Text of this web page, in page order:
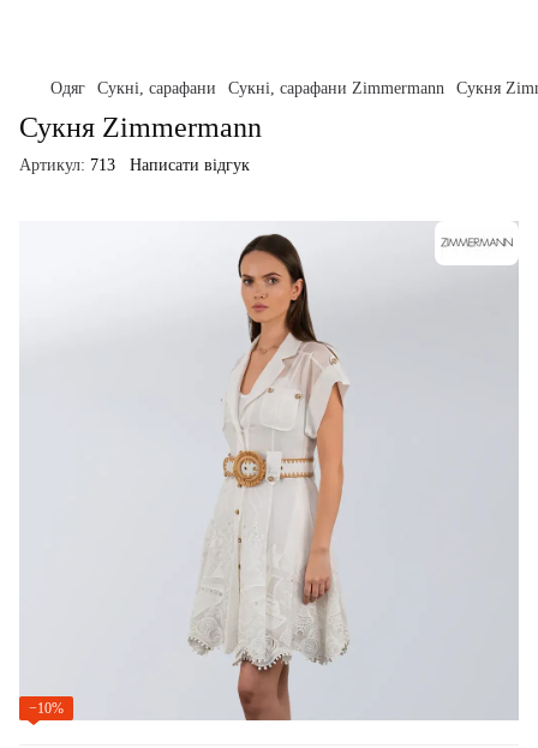
Одяг Сукні, сарафани Сукні, сарафани Zimmermann Сукня
Сукня Zimmermann
Артикул: 713 Написати відгук
−10%